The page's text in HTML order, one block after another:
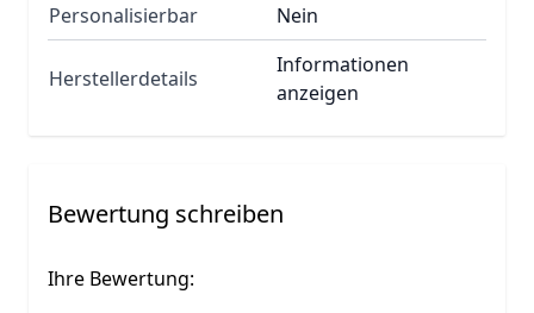
Personalisierbar
Nein
Herstellerdetails
Informationen
anzeigen
Bewertung schreiben
Ihre Bewertung: